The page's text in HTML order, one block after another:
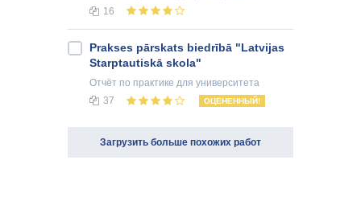
16
Prakses pārskats biedrībā "Latvijas
Starptautiskā skola"
Отчёт по практике для университета
37
ОЦЕНЕННЫЙ!
Загрузить больше похожих работ